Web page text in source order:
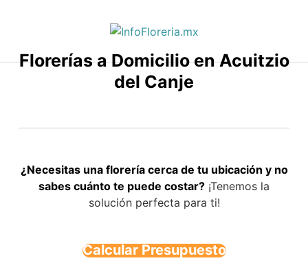
Florerías a Domicilio en Acuitzio
del Canje
¿Necesitas una florería cerca de tu ubicación y no
sabes cuánto te puede costar? ¡Tenemos la
solución perfecta para ti!
Calcular Presupuesto